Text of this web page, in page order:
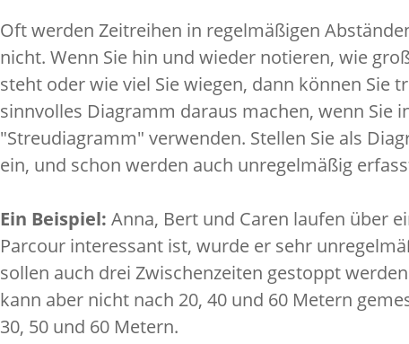
Oft werden Zeitreihen in regelmäßigen
nicht. Wenn Sie hin und wieder notieren, wie
steht oder wie viel Sie wiegen, dann können Sie
sinnvolles Diagramm daraus machen, wenn Sie
"Streudiagramm" verwenden. Stellen Sie als
ein, und schon werden auch unregelmäßig
Ein Beispiel: Anna, Bert und Caren laufen über
Parcour interessant ist, wurde er sehr
sollen auch drei Zwischenzeiten gestoppt
kann aber nicht nach 20, 40 und 60 Metern
30, 50 und 60 Metern.